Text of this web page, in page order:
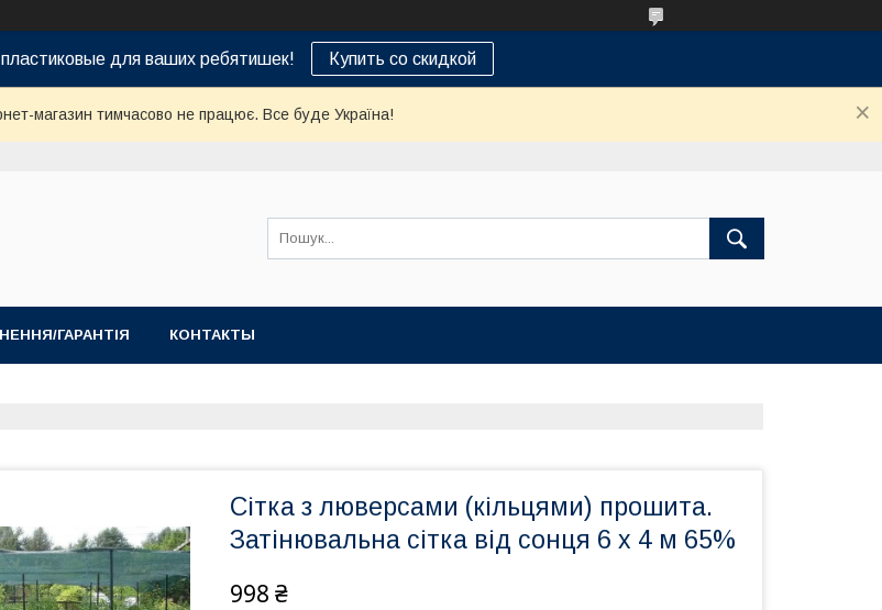
для ваших ребятишек! Купить со скидкой
магазин тимчасово не працює. Все буде Україна!
ГАРАНТІЯ КОНТАКТЫ
Сітка з люверсами (кільцями) прошита.
Затінювальна сітка від сонця 6 х 4 м 65%
998 ₴